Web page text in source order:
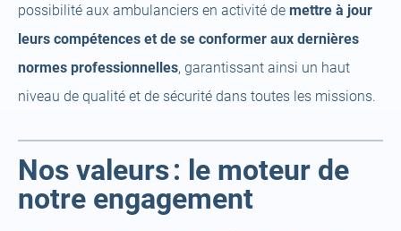
possibilité aux ambulanciers en activité de mettre à jour
leurs compétences et de se conformer aux dernières
normes professionnelles, garantissant ainsi un haut
niveau de qualité et de sécurité dans toutes les missions.
Nos valeurs: le moteur de
notre engagement